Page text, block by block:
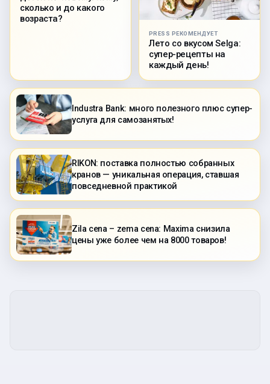
сколько и до какого
возраста?
PRESS РЕКОМЕНДУЕТ
Лето со вкусом Selga:
супер-рецепты на
каждый день!
Industra Bank: много полезного плюс супер-
услуга для самозанятых!
RIKON: поставка полностью собранных
кранов — уникальная операция, ставшая
повседневной практикой
Zila cena – zema cena: Maxima снизила
цены уже более чем на 8000 товаров!